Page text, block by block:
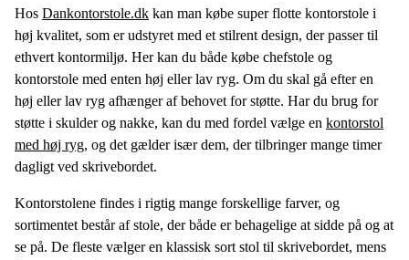
Hos Dankontorstole.dk kan man købe super flotte kontorstole i
høj kvalitet, som er udstyret med et stilrent design, der passer til
ethvert kontormiljø. Her kan du både købe chefstole og
kontorstole med enten høj eller lav ryg. Om du skal gå efter en
høj eller lav ryg afhænger af behovet for støtte. Har du brug for
støtte i skulder og nakke, kan du med fordel vælge en kontorstol
med høj ryg, og det gælder især dem, der tilbringer mange timer
dagligt ved skrivebordet.
Kontorstolene findes i rigtig mange forskellige farver, og
sortimentet består af stole, der både er behagelige at sidde på og at
se på. De fleste vælger en klassisk sort stol til skrivebordet, mens